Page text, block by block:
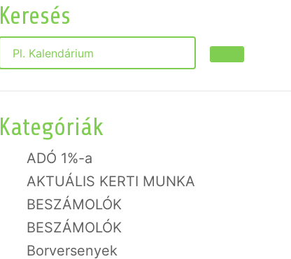
Keresés
Keresés
Kategóriák
ADÓ 1%-a
AKTUÁLIS KERTI MUNKA
BESZÁMOLÓK
BESZÁMOLÓK
Borversenyek